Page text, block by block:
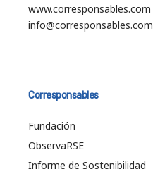
www.corresponsables.com
info@corresponsables.com
Corresponsables
Fundación
ObservaRSE
Informe de Sostenibilidad